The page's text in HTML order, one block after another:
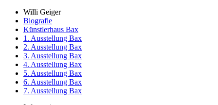
Willi Geiger
Biografie
Künstlerhaus Bax
1. Ausstellung Bax
2. Ausstellung Bax
3. Ausstellung Bax
4. Ausstellung Bax
5. Ausstellung Bax
6. Ausstellung Bax
7. Ausstellung Bax